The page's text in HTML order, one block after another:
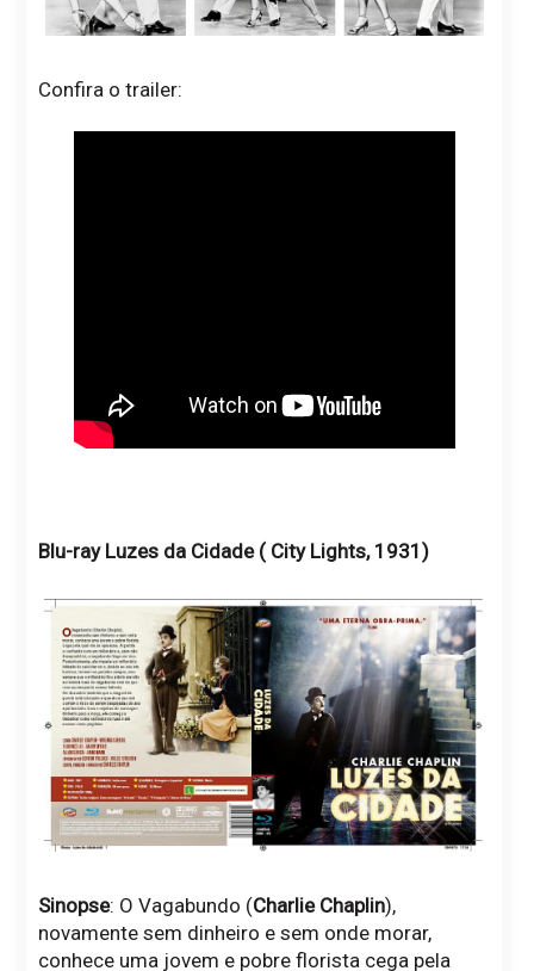
Confira o trailer:
Blu-ray Luzes da Cidade ( City Lights, 1931)
Sinopse: O Vagabundo (Charlie Chaplin),
novamente sem dinheiro e sem onde morar,
conhece uma jovem e pobre florista cega pela